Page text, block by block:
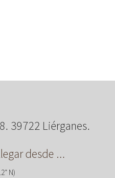
39722 Liérganes.
desde ...
N)